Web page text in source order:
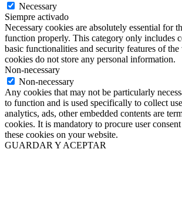
Necessary
Siempre activado
Necessary cookies are absolutely essential for
function properly. This category only includes
basic functionalities and security features of the
cookies do not store any personal information.
Non-necessary
Non-necessary
Any cookies that may not be particularly
to function and is used specifically to collect
analytics, ads, other embedded contents are
cookies. It is mandatory to procure user
these cookies on your website.
GUARDAR Y ACEPTAR